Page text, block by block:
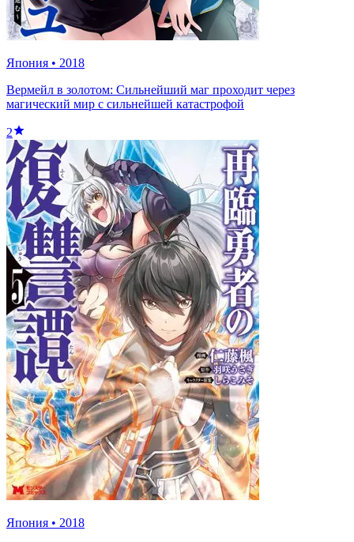
Япония • 2018
Вермейл в золотом: Сильнейший маг проходит через
магический мир с сильнейшей катастрофой
2
Япония • 2018